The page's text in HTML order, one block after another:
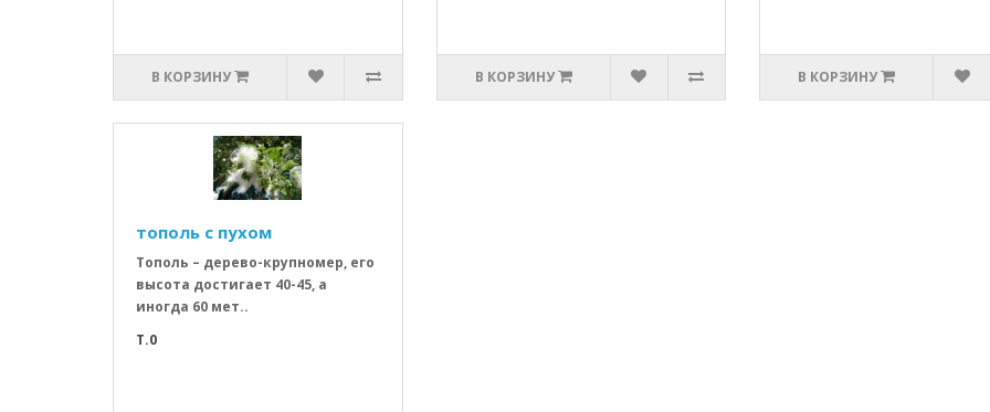
В КОРЗИНУ В КОРЗИНУ В КОРЗИНУ
тополь с пухом
Тополь – дерево-крупномер, его
высота достигает 40-45, а
иногда 60 мет..
T.0